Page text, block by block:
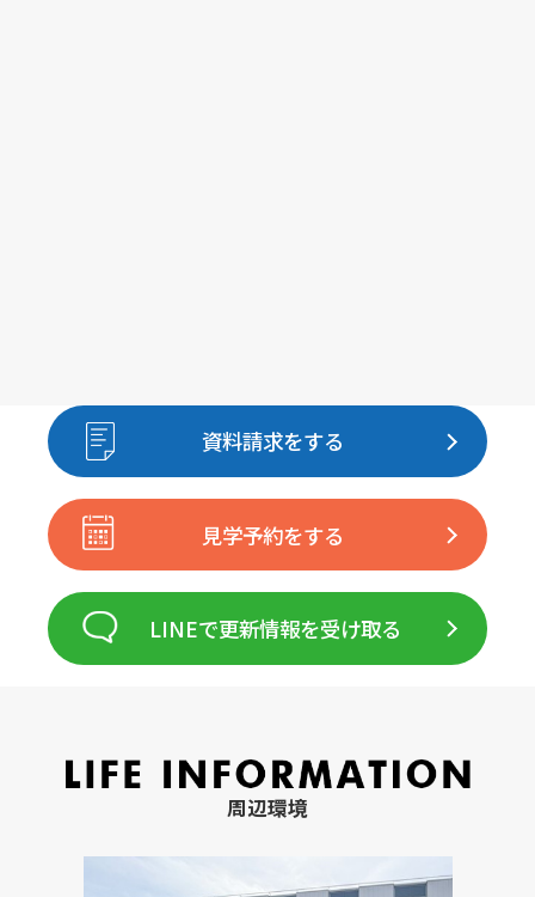
資料請求をする
見学予約をする
LINEで更新情報を受け取る
周辺環境